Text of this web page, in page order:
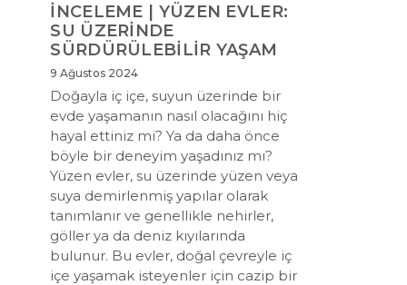
İNCELEME | YÜZEN EVLER:
SU ÜZERİNDE
SÜRDÜRÜLEBİLİR YAŞAM
9 Ağustos 2024
Doğayla iç içe, suyun üzerinde bir
evde yaşamanın nasıl olacağını hiç
hayal ettiniz mi? Ya da daha önce
böyle bir deneyim yaşadınız mı?
Yüzen evler, su üzerinde yüzen veya
suya demirlenmiş yapılar olarak
tanımlanır ve genellikle nehirler,
göller ya da deniz kıyılarında
bulunur. Bu evler, doğal çevreyle iç
içe yaşamak isteyenler için cazip bir